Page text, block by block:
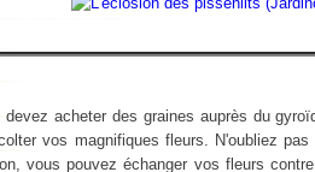
devez acheter des graines auprès du
vos magnifiques fleurs. N'oubliez
vous pouvez échanger vos fleurs